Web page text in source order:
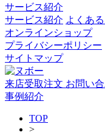
サービス紹介
サービス紹介 よくあ
オンラインショップ
プライバシーポリシー
サイトマップ
来店受取注文 お問い
事例紹介
TOP
>